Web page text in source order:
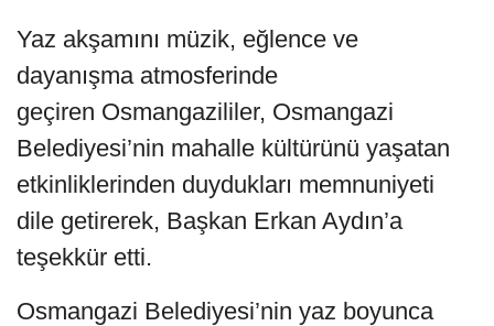
Yaz akşamını müzik, eğlence ve
dayanışma atmosferinde
geçiren Osmangazililer, Osmangazi
Belediyesi’nin mahalle kültürünü yaşatan
etkinliklerinden duydukları memnuniyeti
dile getirerek, Başkan Erkan Aydın’a
teşekkür etti.
Osmangazi Belediyesi’nin yaz boyunca